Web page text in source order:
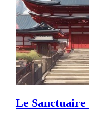
Le Sanctuaire